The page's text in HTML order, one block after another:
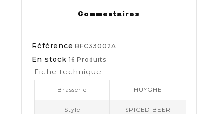
Commentaires
Référence BFC33002A
En stock 16 Produits
Fiche technique
Brasserie HUYGHE
Style SPICED BEER